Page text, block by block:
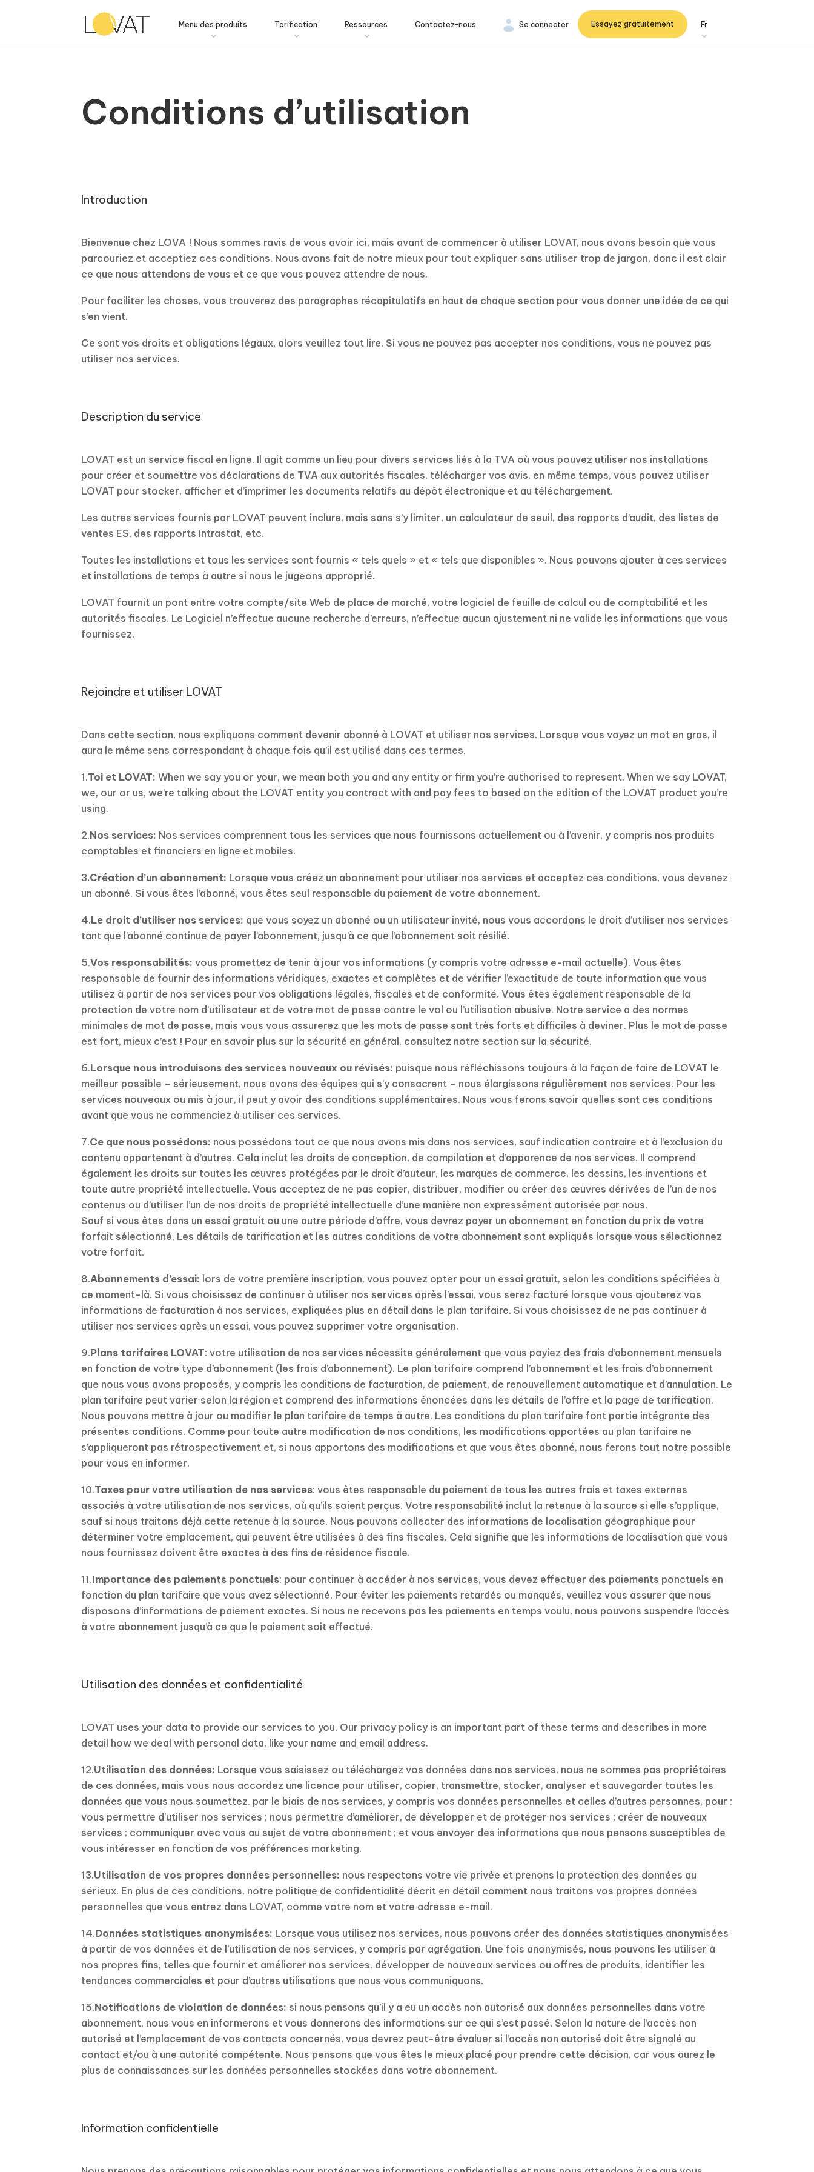
Menu des produits Tarification Ressources Contactez-nous Fr
Essayez gratuitement
Se connecter
Conditions d’utilisation
Introduction
Bienvenue chez LOVA ! Nous sommes ravis de vous avoir ici, mais avant de commencer à utiliser LOVAT, nous avons besoin que vous
parcouriez et acceptiez ces conditions. Nous avons fait de notre mieux pour tout expliquer sans utiliser trop de jargon, donc il est clair
ce que nous attendons de vous et ce que vous pouvez attendre de nous.
Pour faciliter les choses, vous trouverez des paragraphes récapitulatifs en haut de chaque section pour vous donner une idée de ce qui
s’en vient.
Ce sont vos droits et obligations légaux, alors veuillez tout lire. Si vous ne pouvez pas accepter nos conditions, vous ne pouvez pas
utiliser nos services.
Description du service
LOVAT est un service fiscal en ligne. Il agit comme un lieu pour divers services liés à la TVA où vous pouvez utiliser nos installations
pour créer et soumettre vos déclarations de TVA aux autorités fiscales, télécharger vos avis, en même temps, vous pouvez utiliser
LOVAT pour stocker, afficher et d’imprimer les documents relatifs au dépôt électronique et au téléchargement.
Les autres services fournis par LOVAT peuvent inclure, mais sans s’y limiter, un calculateur de seuil, des rapports d’audit, des listes de
ventes ES, des rapports Intrastat, etc.
Toutes les installations et tous les services sont fournis « tels quels » et « tels que disponibles ». Nous pouvons ajouter à ces services
et installations de temps à autre si nous le jugeons approprié.
LOVAT fournit un pont entre votre compte/site Web de place de marché, votre logiciel de feuille de calcul ou de comptabilité et les
autorités fiscales. Le Logiciel n’effectue aucune recherche d’erreurs, n’effectue aucun ajustement ni ne valide les informations que vous
fournissez.
Rejoindre et utiliser LOVAT
Dans cette section, nous expliquons comment devenir abonné à LOVAT et utiliser nos services. Lorsque vous voyez un mot en gras, il
aura le même sens correspondant à chaque fois qu’il est utilisé dans ces termes.
1.Toi et LOVAT:When we say you or your, we mean both you and any entity or firm you’re authorised to represent. When we say LOVAT,
we, our or us, we’re talking about the LOVAT entity you contract with and pay fees to based on the edition of the LOVAT product you’re
using.
2.Nos services: Nos services comprennent tous les services que nous fournissons actuellement ou à l’avenir, y compris nos produits
comptables et financiers en ligne et mobiles.
3.Création d’un abonnement: Lorsque vous créez un abonnement pour utiliser nos services et acceptez ces conditions, vous devenez
un abonné. Si vous êtes l’abonné, vous êtes seul responsable du paiement de votre abonnement.
4.Le droit d’utiliser nos services: que vous soyez un abonné ou un utilisateur invité, nous vous accordons le droit d’utiliser nos services
tant que l’abonné continue de payer l’abonnement, jusqu’à ce que l’abonnement soit résilié.
5.Vos responsabilités: vous promettez de tenir à jour vos informations (y compris votre adresse e-mail actuelle). Vous êtes
responsable de fournir des informations véridiques, exactes et complètes et de vérifier l’exactitude de toute information que vous
utilisez à partir de nos services pour vos obligations légales, fiscales et de conformité. Vous êtes également responsable de la
protection de votre nom d’utilisateur et de votre mot de passe contre le vol ou l’utilisation abusive. Notre service a des normes
minimales de mot de passe, mais vous vous assurerez que les mots de passe sont très forts et difficiles à deviner. Plus le mot de passe
est fort, mieux c’est ! Pour en savoir plus sur la sécurité en général, consultez notre section sur la sécurité.
6.Lorsque nous introduisons des services nouveaux ou révisés: puisque nous réfléchissons toujours à la façon de faire de LOVAT le
meilleur possible – sérieusement, nous avons des équipes qui s’y consacrent – nous élargissons régulièrement nos services. Pour les
services nouveaux ou mis à jour, il peut y avoir des conditions supplémentaires. Nous vous ferons savoir quelles sont ces conditions
avant que vous ne commenciez à utiliser ces services.
7.Ce que nous possédons: nous possédons tout ce que nous avons mis dans nos services, sauf indication contraire et à l’exclusion du
contenu appartenant à d’autres. Cela inclut les droits de conception, de compilation et d’apparence de nos services. Il comprend
également les droits sur toutes les œuvres protégées par le droit d’auteur, les marques de commerce, les dessins, les inventions et
toute autre propriété intellectuelle. Vous acceptez de ne pas copier, distribuer, modifier ou créer des œuvres dérivées de l’un de nos
contenus ou d’utiliser l’un de nos droits de propriété intellectuelle d’une manière non expressément autorisée par nous.
Sauf si vous êtes dans un essai gratuit ou une autre période d’offre, vous devrez payer un abonnement en fonction du prix de votre
forfait sélectionné. Les détails de tarification et les autres conditions de votre abonnement sont expliqués lorsque vous sélectionnez
votre forfait.
8.Abonnements d’essai: lors de votre première inscription, vous pouvez opter pour un essai gratuit, selon les conditions spécifiées à
ce moment-là. Si vous choisissez de continuer à utiliser nos services après l’essai, vous serez facturé lorsque vous ajouterez vos
informations de facturation à nos services, expliquées plus en détail dans le plan tarifaire. Si vous choisissez de ne pas continuer à
utiliser nos services après un essai, vous pouvez supprimer votre organisation.
9.Plans tarifaires LOVAT: votre utilisation de nos services nécessite généralement que vous payiez des frais d’abonnement mensuels
en fonction de votre type d’abonnement (les frais d’abonnement). Le plan tarifaire comprend l’abonnement et les frais d’abonnement
que nous vous avons proposés, y compris les conditions de facturation, de paiement, de renouvellement automatique et d’annulation. Le
plan tarifaire peut varier selon la région et comprend des informations énoncées dans les détails de l’offre et la page de tarification.
Nous pouvons mettre à jour ou modifier le plan tarifaire de temps à autre. Les conditions du plan tarifaire font partie intégrante des
présentes conditions. Comme pour toute autre modification de nos conditions, les modifications apportées au plan tarifaire ne
s’appliqueront pas rétrospectivement et, si nous apportons des modifications et que vous êtes abonné, nous ferons tout notre possible
pour vous en informer.
10.Taxes pour votre utilisation de nos services: vous êtes responsable du paiement de tous les autres frais et taxes externes
associés à votre utilisation de nos services, où qu’ils soient perçus. Votre responsabilité inclut la retenue à la source si elle s’applique,
sauf si nous traitons déjà cette retenue à la source. Nous pouvons collecter des informations de localisation géographique pour
déterminer votre emplacement, qui peuvent être utilisées à des fins fiscales. Cela signifie que les informations de localisation que vous
nous fournissez doivent être exactes à des fins de résidence fiscale.
11.Importance des paiements ponctuels: pour continuer à accéder à nos services, vous devez effectuer des paiements ponctuels en
fonction du plan tarifaire que vous avez sélectionné. Pour éviter les paiements retardés ou manqués, veuillez vous assurer que nous
disposons d’informations de paiement exactes. Si nous ne recevons pas les paiements en temps voulu, nous pouvons suspendre l’accès
à votre abonnement jusqu’à ce que le paiement soit effectué.
Utilisation des données et confidentialité
LOVAT uses your data to provide our services to you. Our privacy policy is an important part of these terms and describes in more
detail how we deal with personal data, like your name and email address.
12.Utilisation des données: Lorsque vous saisissez ou téléchargez vos données dans nos services, nous ne sommes pas propriétaires
de ces données, mais vous nous accordez une licence pour utiliser, copier, transmettre, stocker, analyser et sauvegarder toutes les
données que vous nous soumettez. par le biais de nos services, y compris vos données personnelles et celles d’autres personnes, pour :
vous permettre d’utiliser nos services ; nous permettre d’améliorer, de développer et de protéger nos services ; créer de nouveaux
services ; communiquer avec vous au sujet de votre abonnement ; et vous envoyer des informations que nous pensons susceptibles de
vous intéresser en fonction de vos préférences marketing.
13.Utilisation de vos propres données personnelles: nous respectons votre vie privée et prenons la protection des données au
sérieux. En plus de ces conditions, notre politique de confidentialité décrit en détail comment nous traitons vos propres données
personnelles que vous entrez dans LOVAT, comme votre nom et votre adresse e-mail.
14.Données statistiques anonymisées: Lorsque vous utilisez nos services, nous pouvons créer des données statistiques anonymisées
à partir de vos données et de l’utilisation de nos services, y compris par agrégation. Une fois anonymisés, nous pouvons les utiliser à
nos propres fins, telles que fournir et améliorer nos services, développer de nouveaux services ou offres de produits, identifier les
tendances commerciales et pour d’autres utilisations que nous vous communiquons.
15.Notifications de violation de données: si nous pensons qu’il y a eu un accès non autorisé aux données personnelles dans votre
abonnement, nous vous en informerons et vous donnerons des informations sur ce qui s’est passé. Selon la nature de l’accès non
autorisé et l’emplacement de vos contacts concernés, vous devrez peut-être évaluer si l’accès non autorisé doit être signalé au
contact et/ou à une autorité compétente. Nous pensons que vous êtes le mieux placé pour prendre cette décision, car vous aurez le
plus de connaissances sur les données personnelles stockées dans votre abonnement.
Information confidentielle